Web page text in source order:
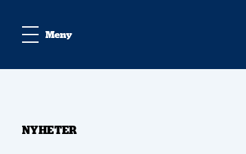
Meny
NYHETER